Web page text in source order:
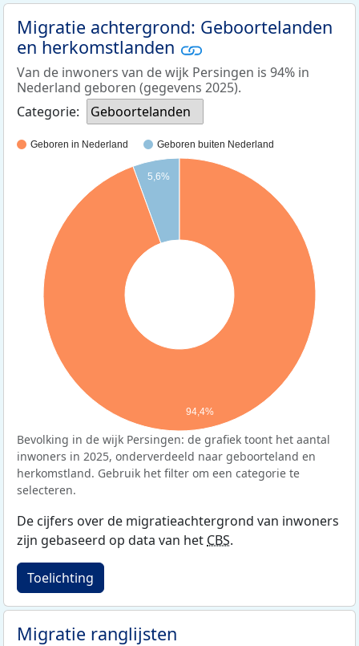
Migratie achtergrond: Geboortelanden
en herkomstlanden
Van de inwoners van de wijk Persingen is 94% in
Nederland geboren (gegevens 2025).
Categorie:
Geboortelanden
Geboren in Nederland Geboren buiten Nederland
5,6%
94,4%
Bevolking in de wijk Persingen: de grafiek toont het aantal
inwoners in 2025, onderverdeeld naar geboorteland en
herkomstland. Gebruik het filter om een categorie te
selecteren.
De cijfers over de migratieachtergrond van inwoners
zijn gebaseerd op data van het CBS.
Toelichting
Migratie ranglijsten